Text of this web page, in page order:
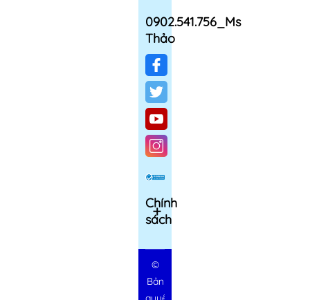
0902.541.756_Ms
Thảo
Chính
sách
©
Bản